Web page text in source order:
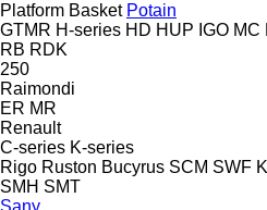
Platform Basket Potain
GTMR H-series HD HUP IGO MC
RB RDK
250
Raimondi
ER MR
Renault
C-series K-series
Rigo Ruston Bucyrus SCM SWF
SMH SMT
Sany